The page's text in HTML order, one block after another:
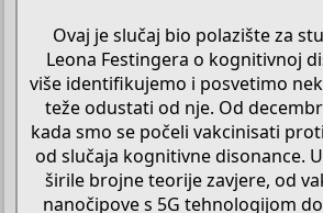
Ovaj je slučaj bio polazište za
Leona Festingera o kognitivnoj
više identifikujemo i posvetimo
teže odustati od nje. Od
kada smo se počeli vakcinisati
od slučaja kognitivne disonance.
širile brojne teorije zavjere, od
nanočipove s 5G tehnologijom